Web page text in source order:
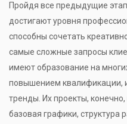
Пройдя все предыдущие
достигают уровня
способны сочетать
самые сложные запросы
имеют образование на
повышением квалификации,
тренды. Их проекты,
базовая графики, структура